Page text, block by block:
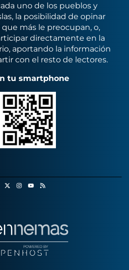
uno de los pueblos y
la posibilidad de opinar
más le preocupan, o,
directamente en la
aportando la información
con el resto de lectores.
tu smartphone
Instagram